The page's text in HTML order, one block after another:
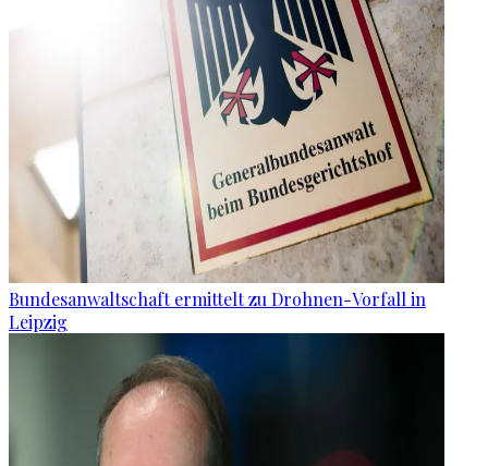
Bundesanwaltschaft ermittelt zu Drohnen-Vorfall in
Leipzig